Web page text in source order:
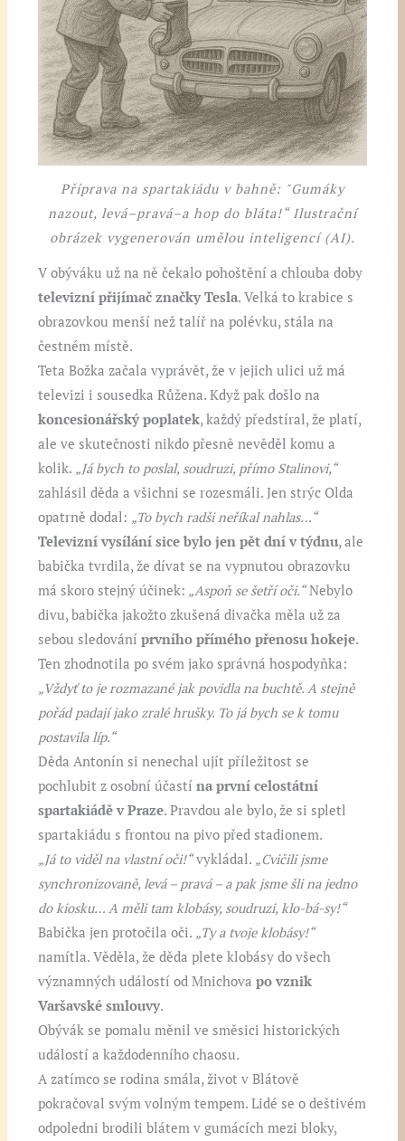
Příprava na spartakiádu v bahně: "Gumáky
nazout, levá–pravá–a hop do bláta!“ Ilustrační
obrázek vygenerován umělou inteligencí (AI).
V obýváku už na ně čekalo pohoštění a chlouba doby
televizní přijímač značky Tesla. Velká to krabice s
obrazovkou menší než talíř na polévku, stála na
čestném místě.
Teta Božka začala vyprávět, že v jejich ulici už má
televizi i sousedka Růžena. Když pak došlo na
koncesionářský poplatek, každý předstíral, že platí,
ale ve skutečnosti nikdo přesně nevěděl komu a
kolik. „Já bych to poslal, soudruzi, přímo Stalinovi,“
zahlásil děda a všichni se rozesmáli. Jen strýc Olda
opatrně dodal: „To bych radši neříkal nahlas…“
Televizní vysílání sice bylo jen pět dní v týdnu, ale
babička tvrdila, že dívat se na vypnutou obrazovku
má skoro stejný účinek: „Aspoň se šetří oči.“Nebylo
divu, babička jakožto zkušená divačka měla už za
sebou sledováníprvního přímého přenosu hokeje.
Ten zhodnotila po svém jako správná hospodyňka:
„Vždyť to je rozmazané jak povidla na buchtě. A stejně
pořád padají jako zralé hrušky. To já bych se k tomu
postavila líp.“
Děda Antonín si nenechal ujít příležitost se
pochlubit z osobní účastína první celostátní
spartakiádě v Praze. Pravdou ale bylo, že si spletl
spartakiádu s frontou na pivo před stadionem.
„Já to viděl na vlastní oči!“vykládal. „Cvičili jsme
synchronizovaně, levá – pravá – a pak jsme šli na jedno
do kiosku… A měli tam klobásy, soudruzi, klo-bá-sy!“
Babička jen protočila oči. „Ty a tvoje klobásy!“
namítla. Věděla, že děda plete klobásy do všech
významných událostí od Mnichovapo vznik
Varšavské smlouvy.
Obývák se pomalu měnil ve směsici historických
událostí a každodenního chaosu.
A zatímco se rodina smála, život v Blátově
pokračoval svým volným tempem. Lidé se o deštivém
odpoledni brodili blátem v gumácích mezi bloky,